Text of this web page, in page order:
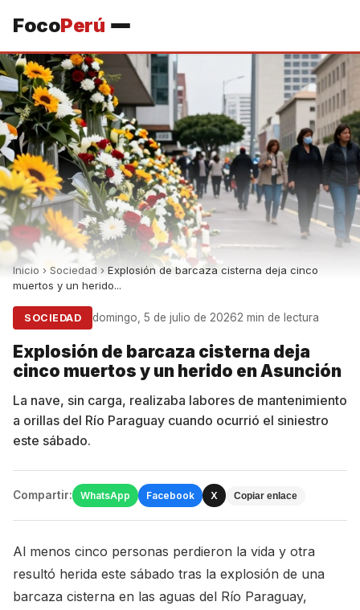
FocoPerú
Inicio › Sociedad › Explosión de barcaza cisterna deja cinco
muertos y un herido...
SOCIEDAD domingo, 5 de julio de 20262 min de lectura
Explosión de barcaza cisterna deja
cinco muertos y un herido en Asunción
La nave, sin carga, realizaba labores de mantenimiento
a orillas del Río Paraguay cuando ocurrió el siniestro
este sábado.
Compartir: WhatsApp Facebook X Copiar enlace
Al menos cinco personas perdieron la vida y otra
resultó herida este sábado tras la explosión de una
barcaza cisterna en las aguas del Río Paraguay,